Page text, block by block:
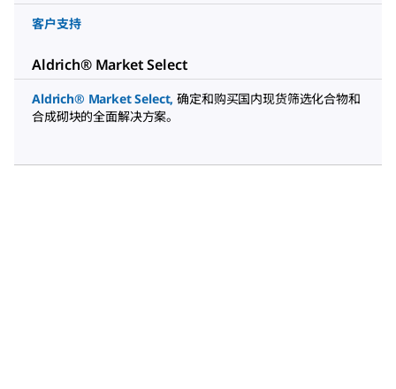
客户支持
Aldrich® Market Select
Aldrich® Market Select, 确定和购买国内现货筛选化合物和
合成砌块的全面解决方案。